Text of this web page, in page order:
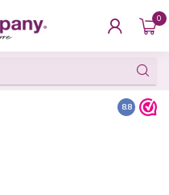
0
Besteld
8.8